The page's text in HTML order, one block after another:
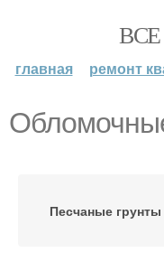
главная ремонт
Песчаные грунты